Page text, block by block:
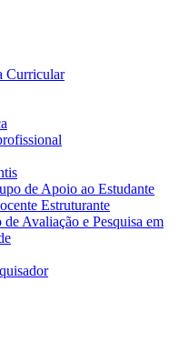
Curricular
de Apoio ao Estudante
Estruturante
Avaliação e Pesquisa em